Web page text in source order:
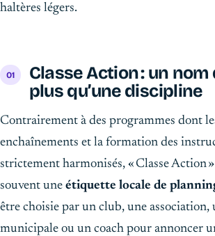
haltères légers.
Classe Action : un
plus qu’une discipline
Contrairement à des programmes dont
enchaînements et la formation des
strictement harmonisés, « Classe Action
souvent une étiquette locale de
être choisie par un club, une association,
municipale ou un coach pour annoncer